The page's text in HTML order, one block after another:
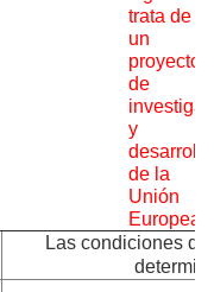
trata de
un
proyecto
de
y
desarrollo
de la
Unión
Europea.
Las condiciones